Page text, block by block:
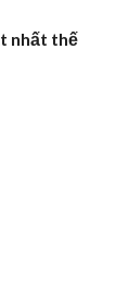
nhất thế